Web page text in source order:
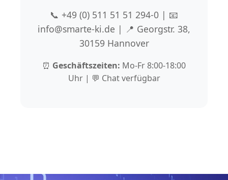
📞 +49 (0) 511 51 51 294-0 | 📧
info@smarte-ki.de | 📍 Georgstr. 38,
30159 Hannover
⏰ Geschäftszeiten: Mo-Fr 8:00-18:00
Uhr | 💬 Chat verfügbar